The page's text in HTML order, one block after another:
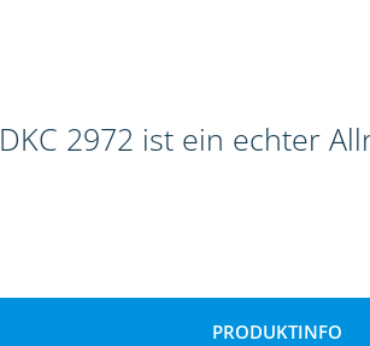
DKC 2972 ist ein echter
PRODUKTINFO